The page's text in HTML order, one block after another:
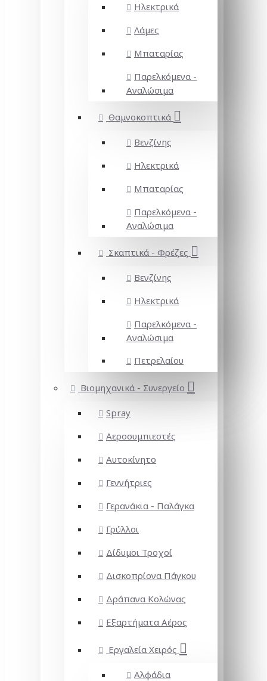
Ηλεκτρικά
Λάμες
Μπαταρίας
Παρελκόμενα -
Αναλώσιμα
Θαμνοκοπτικά
Βενζίνης
Ηλεκτρικά
Μπαταρίας
Παρελκόμενα -
Αναλώσιμα
Σκαπτικά - Φρέζες
Βενζίνης
Ηλεκτρικά
Παρελκόμενα -
Αναλώσιμα
Πετρελαίου
Βιομηχανικά - Συνεργείο
Spray
Αεροσυμπιεστές
Αυτοκίνητο
Γεννήτριες
Γερανάκια - Παλάγκα
Γρύλλοι
Δίδυμοι Τροχοί
Δισκοπρίονα Πάγκου
Δράπανα Κολώνας
Εξαρτήματα Αέρος
Εργαλεία Χειρός
Αλφάδια